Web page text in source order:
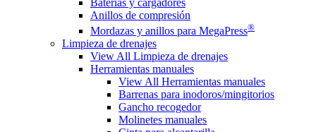
Baterías y cargadores
Anillos de compresión
Mordazas y anillos para MegaPress®
Limpieza de drenajes
View All Limpieza de drenajes
Herramientas manuales
View All Herramientas manuales
Barrenas para inodoros/mingitorios
Gancho recogedor
Molinetes manuales